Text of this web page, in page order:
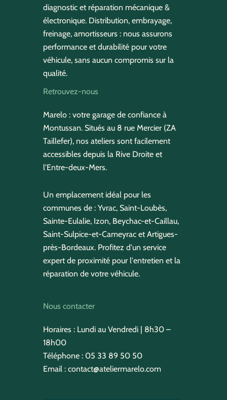
diagnostic et réparation mécanique &
électronique. Distribution, embrayage,
freinage, amortisseurs : nous assurons
performance et durabilité pour votre
véhicule, sans aucun compromis sur la
qualité.
Retrouvez-nous
Marelo : votre garage de confiance à
Montussan. Situés au 8 rue Mercier (ZA
Taillefer), nos ateliers sont facilement
accessibles depuis la Rive Droite et
l'Entre-deux-Mers.
Un emplacement idéal pour les
communes de : Yvrac, Saint-Loubès,
Sainte-Eulalie, Izon, Beychac-et-Caillau,
Saint-Sulpice-et-Cameyrac et Artigues-
près-Bordeaux. Profitez d'un service
expert de proximité pour l'entretien et la
réparation de votre véhicule.
Nous contacter
Horaires : Lundi au Vendredi | 8h30 –
18h00
Téléphone : 05 33 89 50 50
Email : contact@ateliermarelo.com